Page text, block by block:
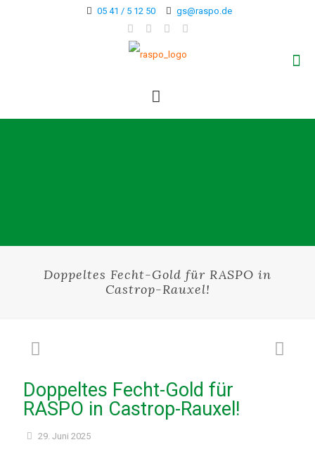
05 41 / 5 12 50 gs@raspo.de
Doppeltes Fecht-Gold für RASPO in
Castrop-Rauxel!
Doppeltes Fecht-Gold für
RASPO in Castrop-Rauxel!
29. Juni 2025